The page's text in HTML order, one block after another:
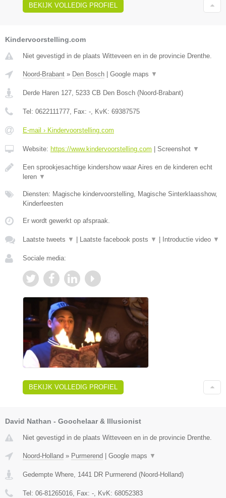
BEKIJK VOLLEDIG PROFIEL
Kindervoorstelling.com
Niet gevestigd in de plaats Witteveen en in de provincie Drenthe.
Noord-Brabant » Den Bosch Google maps ▼
Derde Haren 127 5233 CB Den Bosch (Noord-Brabant)
Tel: 0622111777 , Fax: - , KvK: 69387575
E-mail › Kindervoorstelling.com
Website: https://www.kindervoorstelling.com Screenshot ▼
Een sprookjesachtige kindershow waar Aires en de kinderen echt
leren ▼
Diensten: Magische kindervoorstelling, Magische Sinterklaasshow,
Kinderfeesten
Er wordt gewerkt op afspraak.
Laatste tweets ▼ Laatste facebook posts ▼ Introductie video ▼
Sociale media:
BEKIJK VOLLEDIG PROFIEL
David Nathan - Goochelaar & Illusionist
Niet gevestigd in de plaats Witteveen en in de provincie Drenthe.
Noord-Holland » Purmerend Google maps ▼
Gedempte Where 1441 DR Purmerend (Noord-Holland)
Tel: 06-81265016 , Fax: - , KvK: 68052383